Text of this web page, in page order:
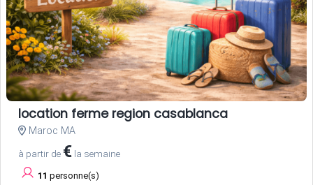
location ferme region casablanca
Maroc MA
à partir de € la semaine
11 personne(s)